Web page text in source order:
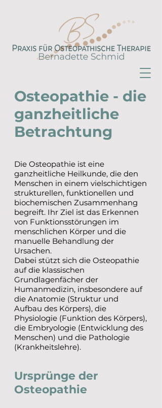
Osteopathie - die
ganzheitliche
Betrachtung
Die Osteopathie ist eine
ganzheitliche Heilkunde, die den
Menschen in einem vielschichtigen
strukturellen, funktionellen und
biochemischen Zusammenhang
begreift. Ihr Ziel ist das Erkennen
von Funktionsstörungen im
menschlichen Körper und die
manuelle Behandlung der
Ursachen.
Dabei stützt sich die Osteopathie
auf die klassischen
Grundlagenfächer der
Humanmedizin, insbesondere auf
die Anatomie (Struktur und
Aufbau des Körpers), die
Physiologie (Funktion des Körpers),
die Embryologie (Entwicklung des
Menschen) und die Pathologie
(Krankheitslehre).
Ursprünge der
Osteopathie